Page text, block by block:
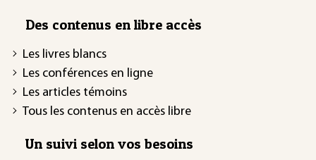
Des contenus en libre accès
Les livres blancs
Les conférences en ligne
Les articles témoins
Tous les contenus en accès libre
Un suivi selon vos besoins